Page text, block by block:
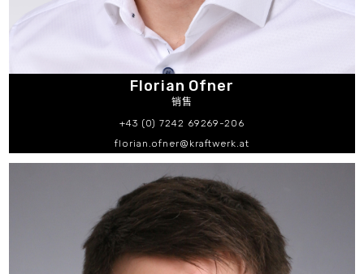
Florian Ofner
销售
+43 (0) 7242 69269-206
florian.ofner@kraftwerk.at